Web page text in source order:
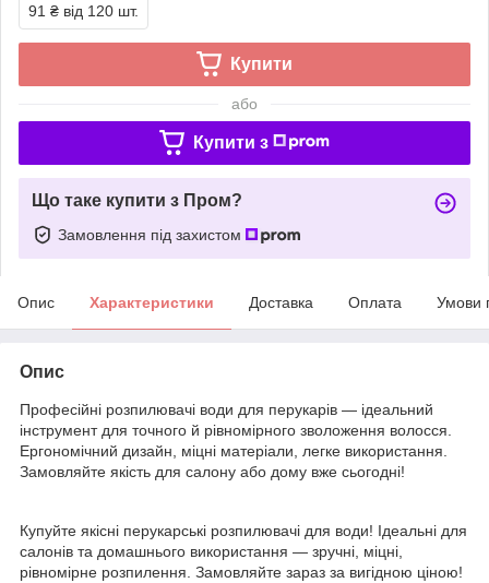
91 ₴ від 120 шт.
Купити
або
Купити з
Що таке купити з Пром?
Замовлення під захистом
Опис Характеристики Доставка Оплата Умови
Опис
Професійні розпилювачі води для перукарів — ідеальний
інструмент для точного й рівномірного зволоження волосся.
Ергономічний дизайн, міцні матеріали, легке використання.
Замовляйте якість для салону або дому вже сьогодні!
Купуйте якісні перукарські розпилювачі для води! Ідеальні для
салонів та домашнього використання — зручні, міцні,
рівномірне розпилення. Замовляйте зараз за вигідною ціною!